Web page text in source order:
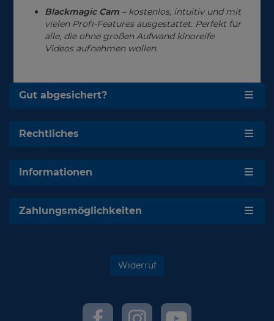
Blackmagic Cam – kostenlos, intuitiv und mit
vielen Profi-Features ausgestattet. Perfekt für
alle, die ohne großen Aufwand kinoreife
Videos aufnehmen wollen.
Gut abgesichert?
Rechtliches
Informationen
Zahlungsmöglichkeiten
Widerruf